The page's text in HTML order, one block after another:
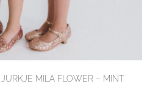
MILA FLOWER – MINT